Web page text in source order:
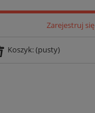
Zarejestruj się
Koszyk:(pusty)